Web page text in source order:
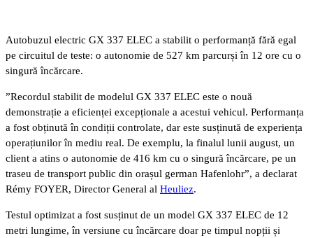
Autobuzul electric GX 337 ELEC a stabilit o performanță fără egal
pe circuitul de teste: o autonomie de 527 km parcurși în 12 ore cu o
singură încărcare.
”Recordul stabilit de modelul GX 337 ELEC este o nouă
demonstrație a eficienței excepționale a acestui vehicul. Performanța
a fost obținută în condiții controlate, dar este susținută de experiența
operațiunilor în mediu real. De exemplu, la finalul lunii august, un
client a atins o autonomie de 416 km cu o singură încărcare, pe un
traseu de transport public din orașul german Hafenlohr”, a declarat
Rémy FOYER, Director General al Heuliez.
Testul optimizat a fost susținut de un model GX 337 ELEC de 12
metri lungime, în versiune cu încărcare doar pe timpul nopții și